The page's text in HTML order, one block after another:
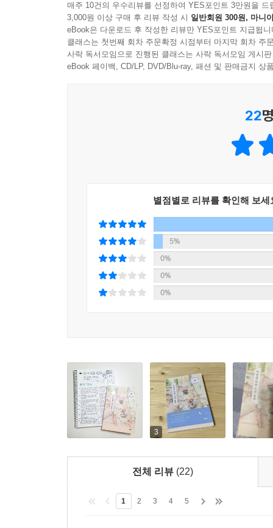
정원으로, 잔잔한 바닷가로 여행을 떠날 수 있다.
완전한 휴식을 취한 뒤 활기차게 시작하는 하루
있다면, 이제 건강한 수면을 위해 잠자기 전에
이야기들을 따라가 보자. 어른이 된 자기 자신
연상시키는 매체와의 단절, 따뜻한 조명이나 인
생소한 경험이 아닌 누구나 한 번쯤 경험해봤
이야기를 전개함에 있어 ‘명상’이라는 단어를
명상의 세계로 이끈다.
추천사를 쓴 명상 앱 ‘마보’의 유정은 대표의 말
경험하게 한다는 데 있다. ‘지금 이 순간’에 일
말이다. 그러다 보면 어느새 마음이 편안해지고,
* 이런 분들에게 『어른을 위한 수면 동화』를 추
- 피곤한데 막상 자려고 하면 정신이 또렷해지는 분
- 오만가지 생각과 걱정이 꼬리를 물고 이어지는 분
- 자고 아침에 일어났을 때 개운하지 않은 분
- 건강한 수면 습관을 만들고 싶은 분
매주 10건의 우수리뷰를 선정하여 YES포인트 3만원을 드
3,000원 이상 구매 후 리뷰 작성 시 일반회원 300원, 마니
eBook은 다운로드 후 작성한 리뷰만 YES포인트 지급됩니
클래스는 첫번째 회차 주문확정 시점부터 마지막 회차 주
사락 독서모임으로 진행된 클래스는 사락 독서모임 게시
eBook 페이백, CD/LP, DVD/Blu-ray, 패션 및 판매금지 상
22
별점별로 리뷰를 확인해 보세
5%
0%
0%
0%
3
전체 리뷰 (22)
1 2 3 4 5